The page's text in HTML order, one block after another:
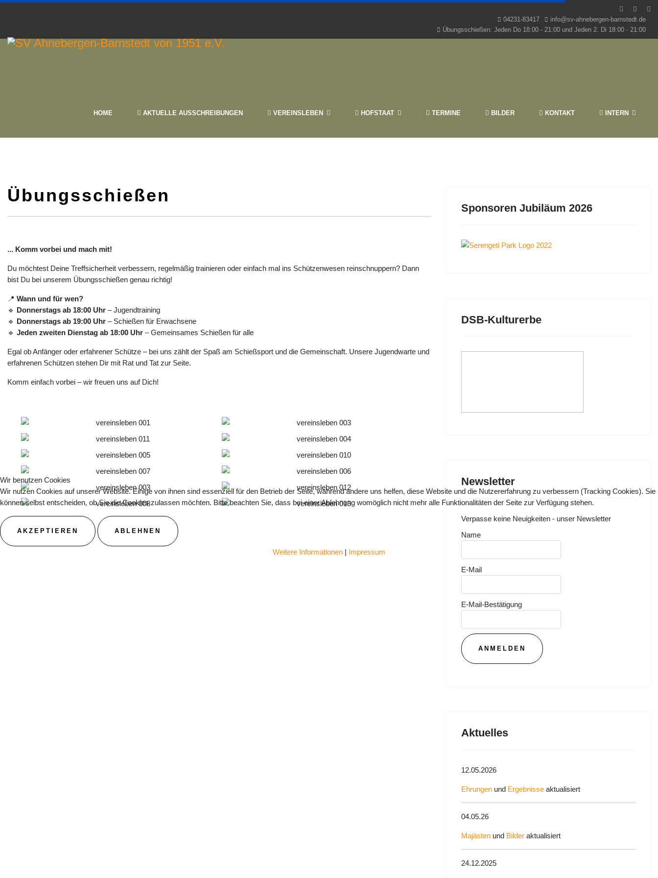
04231-83417
info@sv-ahnebergen-barnstedt.de
Übungsschießen: Jeden Do 18:00 - 21:00 und Jeden 2. Di 18:00 - 21:00
HOME AKTUELLE AUSSCHREIBUNGEN VEREINSLEBEN HOFSTAAT TERMINE BILDER KONTAKT INTERN
Übungsschießen
... Komm vorbei und mach mit!
Du möchtest Deine Treffsicherheit verbessern, regelmäßig trainieren oder einfach mal ins Schützenwesen reinschnuppern? Dann
bist Du bei unserem Übungsschießen genau richtig!
📍 Wann und für wen?
🔹 Donnerstags ab 18:00 Uhr – Jugendtraining
🔹 Donnerstags ab 19:00 Uhr – Schießen für Erwachsene
🔹 Jeden zweiten Dienstag ab 18:00 Uhr – Gemeinsames Schießen für alle
Egal ob Anfänger oder erfahrener Schütze – bei uns zählt der Spaß am Schießsport und die Gemeinschaft. Unsere Jugendwarte und
erfahrenen Schützen stehen Dir mit Rat und Tat zur Seite.
Komm einfach vorbei – wir freuen uns auf Dich!
Sponsoren Jubiläum 2026
DSB-Kulturerbe
Newsletter
Verpasse keine Neuigkeiten - unser Newsletter
Name
E-Mail
E-Mail-Bestätigung
Aktuelles
12.05.2026
Ehrungen und Ergebnisse aktualisiert
04.05.26
Majästen und Bilder aktualisiert
24.12.2025
Wir benutzen Cookies
Wir nutzen Cookies auf unserer Website. Einige von ihnen sind essenziell für den Betrieb der Seite, während andere uns helfen, diese Website und die Nutzererfahrung zu verbessern (Tracking Cookies). Sie
können selbst entscheiden, ob Sie die Cookies zulassen möchten. Bitte beachten Sie, dass bei einer Ablehnung womöglich nicht mehr alle Funktionalitäten der Seite zur Verfügung stehen.
AKZEPTIEREN ABLEHNEN
Weitere Informationen | Impressum